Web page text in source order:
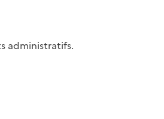
administratifs.